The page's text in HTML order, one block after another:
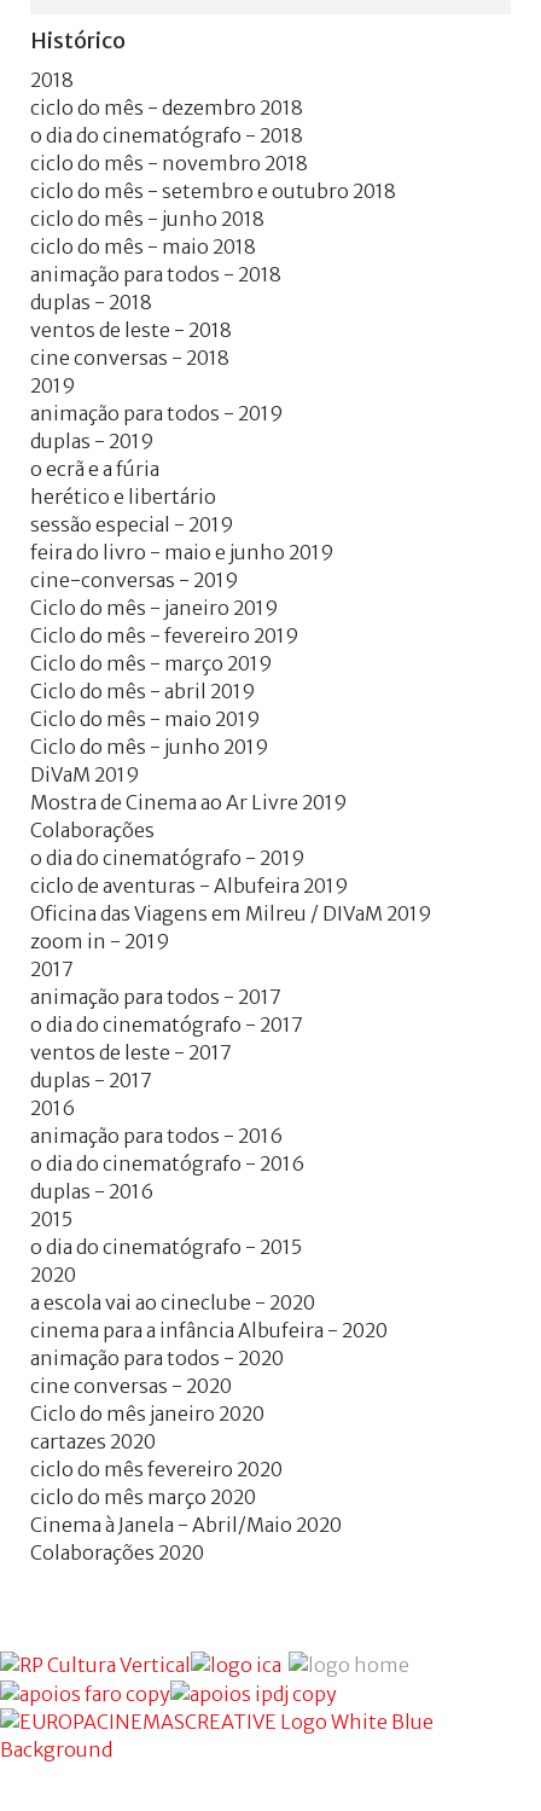
Histórico
2018
ciclo do mês - dezembro 2018
o dia do cinematógrafo - 2018
ciclo do mês - novembro 2018
ciclo do mês - setembro e outubro 2018
ciclo do mês - junho 2018
ciclo do mês - maio 2018
animação para todos - 2018
duplas - 2018
ventos de leste - 2018
cine conversas - 2018
2019
animação para todos - 2019
duplas - 2019
o ecrã e a fúria
herético e libertário
sessão especial - 2019
feira do livro - maio e junho 2019
cine-conversas - 2019
Ciclo do mês - janeiro 2019
Ciclo do mês - fevereiro 2019
Ciclo do mês - março 2019
Ciclo do mês - abril 2019
Ciclo do mês - maio 2019
Ciclo do mês - junho 2019
DiVaM 2019
Mostra de Cinema ao Ar Livre 2019
Colaborações
o dia do cinematógrafo - 2019
ciclo de aventuras - Albufeira 2019
Oficina das Viagens em Milreu / DIVaM 2019
zoom in - 2019
2017
animação para todos - 2017
o dia do cinematógrafo - 2017
ventos de leste - 2017
duplas - 2017
2016
animação para todos - 2016
o dia do cinematógrafo - 2016
duplas - 2016
2015
o dia do cinematógrafo - 2015
2020
a escola vai ao cineclube - 2020
cinema para a infância Albufeira - 2020
animação para todos - 2020
cine conversas - 2020
Ciclo do mês janeiro 2020
cartazes 2020
ciclo do mês fevereiro 2020
ciclo do mês março 2020
Cinema à Janela - Abril/Maio 2020
Colaborações 2020